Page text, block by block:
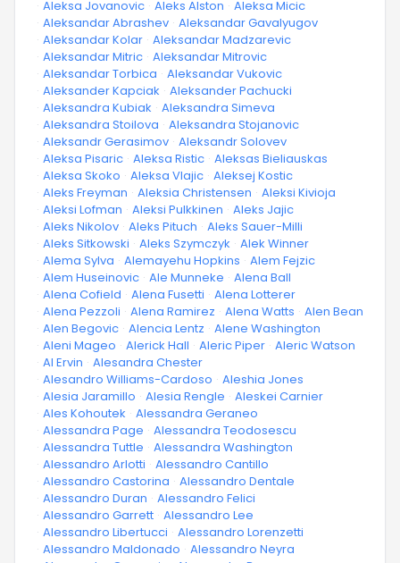
· Aleksa Jovanovic · Aleks Alston · Aleksa Micic
· Aleksandar Abrashev · Aleksandar Gavalyugov
· Aleksandar Kolar · Aleksandar Madzarevic
· Aleksandar Mitric · Aleksandar Mitrovic
· Aleksandar Torbica · Aleksandar Vukovic
· Aleksander Kapciak · Aleksander Pachucki
· Aleksandra Kubiak · Aleksandra Simeva
· Aleksandra Stoilova · Aleksandra Stojanovic
· Aleksandr Gerasimov · Aleksandr Solovev
· Aleksa Pisaric · Aleksa Ristic · Aleksas Bieliauskas
· Aleksa Skoko · Aleksa Vlajic · Aleksej Kostic
· Aleks Freyman · Aleksia Christensen · Aleksi Kivioja
· Aleksi Lofman · Aleksi Pulkkinen · Aleks Jajic
· Aleks Nikolov · Aleks Pituch · Aleks Sauer-Milli
· Aleks Sitkowski · Aleks Szymczyk · Alek Winner
· Alema Sylva · Alemayehu Hopkins · Alem Fejzic
· Alem Huseinovic · Ale Munneke · Alena Ball
· Alena Cofield · Alena Fusetti · Alena Lotterer
· Alena Pezzoli · Alena Ramirez · Alena Watts · Alen Bean
· Alen Begovic · Alencia Lentz · Alene Washington
· Aleni Mageo · Alerick Hall · Aleric Piper · Aleric Watson
· Al Ervin · Alesandra Chester
· Alesandro Williams-Cardoso · Aleshia Jones
· Alesia Jaramillo · Alesia Rengle · Aleskei Carnier
· Ales Kohoutek · Alessandra Geraneo
· Alessandra Page · Alessandra Teodosescu
· Alessandra Tuttle · Alessandra Washington
· Alessandro Arlotti · Alessandro Cantillo
· Alessandro Castorina · Alessandro Dentale
· Alessandro Duran · Alessandro Felici
· Alessandro Garrett · Alessandro Lee
· Alessandro Libertucci · Alessandro Lorenzetti
· Alessandro Maldonado · Alessandro Neyra